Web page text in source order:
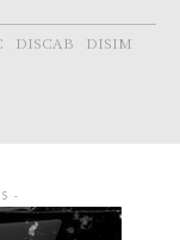
DISCAB
DISIM
-